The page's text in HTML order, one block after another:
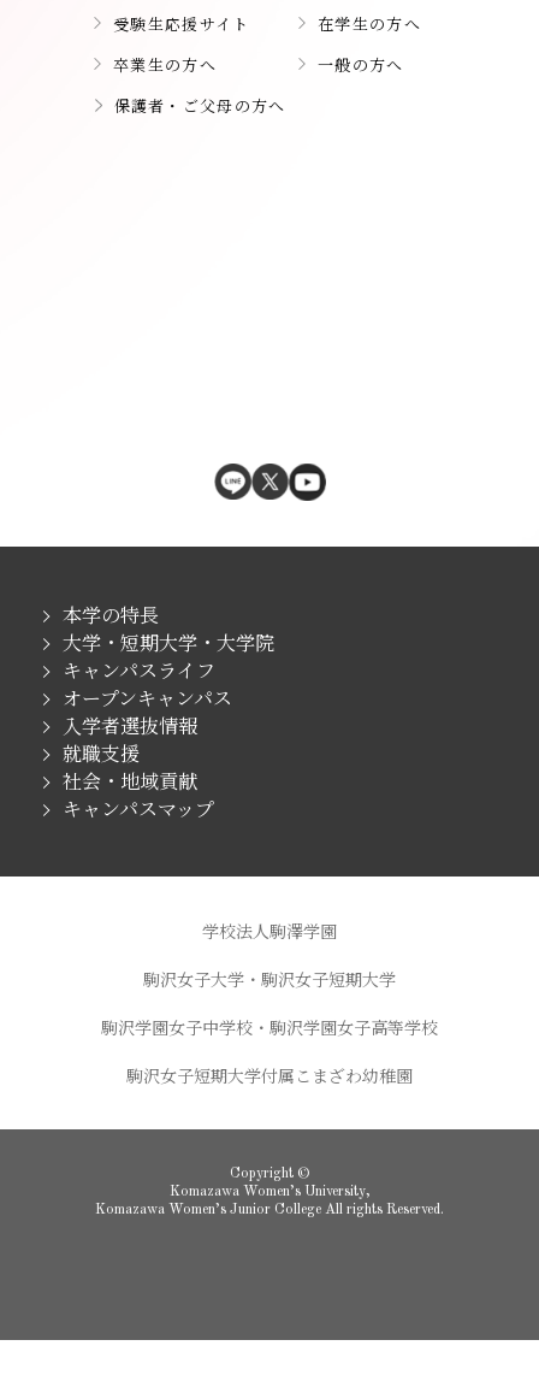
受験生応援サイト
在学生の方へ
卒業生の方へ
一般の方へ
保護者・ご父母の方へ
本学の特長
大学・短期大学・大学院
キャンパスライフ
オープンキャンパス
入学者選抜情報
就職支援
社会・地域貢献
キャンパスマップ
学校法人駒澤学園
駒沢女子大学・駒沢女子短期大学
駒沢学園女子中学校・駒沢学園女子高等学校
駒沢女子短期大学付属こまざわ幼稚園
Copyright ©
Komazawa Women’s University,
Komazawa Women’s Junior College All rights Reserved.